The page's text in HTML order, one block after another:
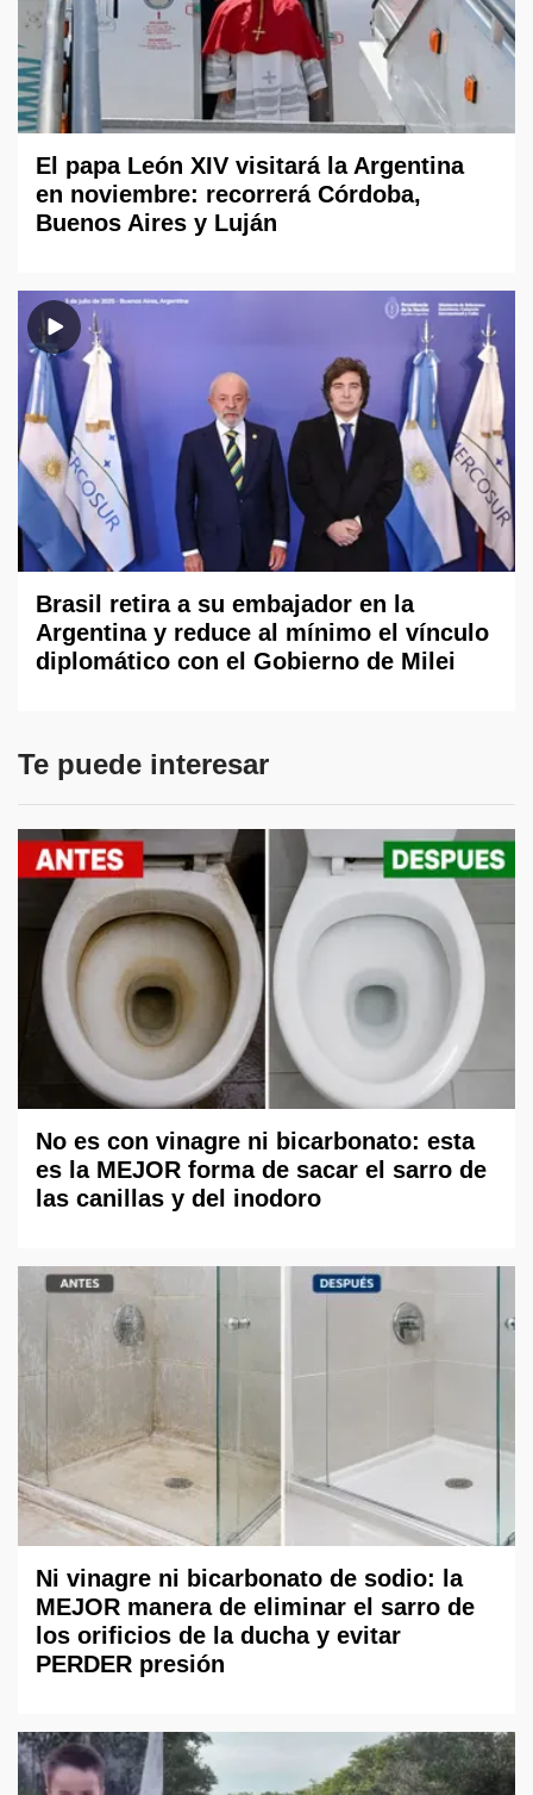
El papa León XIV visitará la Argentina
en noviembre: recorrerá Córdoba,
Buenos Aires y Luján
Brasil retira a su embajador en la
Argentina y reduce al mínimo el vínculo
diplomático con el Gobierno de Milei
Te puede interesar
No es con vinagre ni bicarbonato: esta
es la MEJOR forma de sacar el sarro de
las canillas y del inodoro
Ni vinagre ni bicarbonato de sodio: la
MEJOR manera de eliminar el sarro de
los orificios de la ducha y evitar
PERDER presión